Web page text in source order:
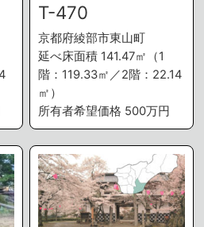
T-470
京都府綾部市東山町
延べ床面積 141.47㎡（1
階：119.33㎡／2階：22.14
㎡）
所有者希望価格 500万円